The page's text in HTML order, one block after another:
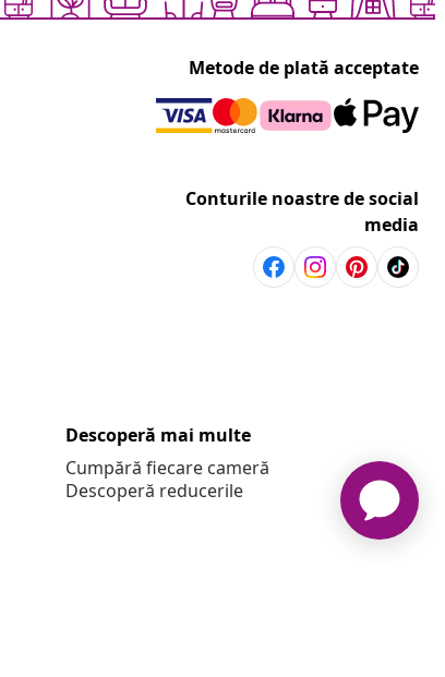
Metode de plată acceptate
Conturile noastre de social
media
Descoperă mai multe
Cumpără fiecare cameră
Descoperă reducerile